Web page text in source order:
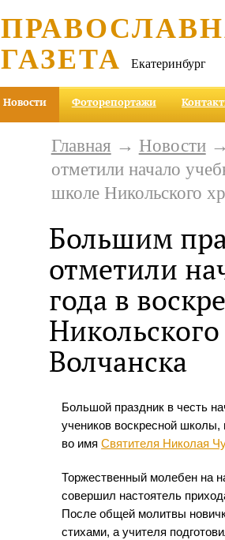
ГАЗЕТА Екатеринбург
Новости Фоторепортажи
Главная → Новости→
отметили начало
школе Никольского
Большим
отметили
года в
Волчанска
Большой праздник в честь
учеников воскресной школы,
во имяСвятителя Николая
Торжественный молебен на
совершил настоятель
После общей молитвы
стихами, а учителя